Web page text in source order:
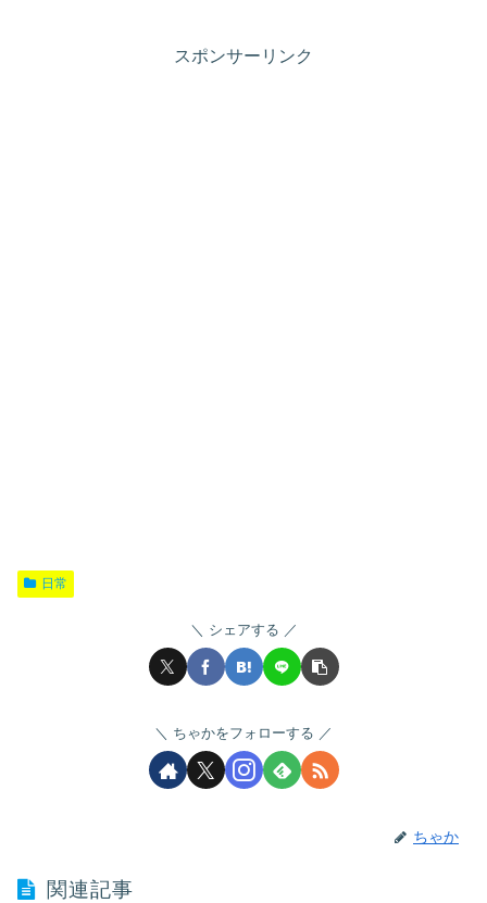
スポンサーリンク
日常
シェアする
ちゃかをフォローする
ちゃか
関連記事